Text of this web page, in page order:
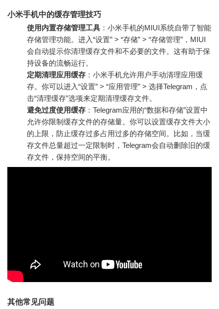
小米手机中的缓存管理技巧
使用内置存储管理工具 ：小米手机的MIUI系统自带了智能
存储管理功能。进入“设置” > “存储” > “存储管理”，MIUI
会自动提示你清理缓存文件和不必要的文件。这有助于保
持设备的流畅运行。
定期清理应用缓存 ：小米手机允许用户手动清理应用缓
存。你可以进入“设置” > “应用管理” > 选择Telegram，点
击“清理缓存”选项来定期清理缓存文件。
避免过度使用缓存 ：Telegram应用的“数据和存储”设置中
允许你限制缓存文件的存储量。你可以设置缓存文件大小
的上限，防止缓存过多占用过多的存储空间。比如，当缓
存文件总量超过一定限制时，Telegram会自动删除旧的缓
存文件，保持空间的平衡。
其他常见问题